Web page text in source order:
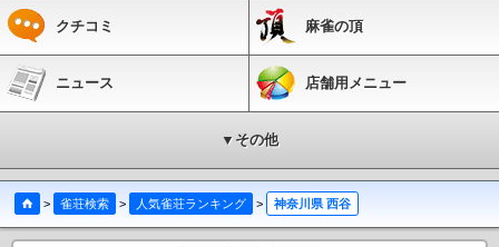
クチコミ 麻雀の頂
ニュース 店舗用メニュー
▼その他
> 雀荘検索 > 人気雀荘ランキング > 神奈川県 西谷